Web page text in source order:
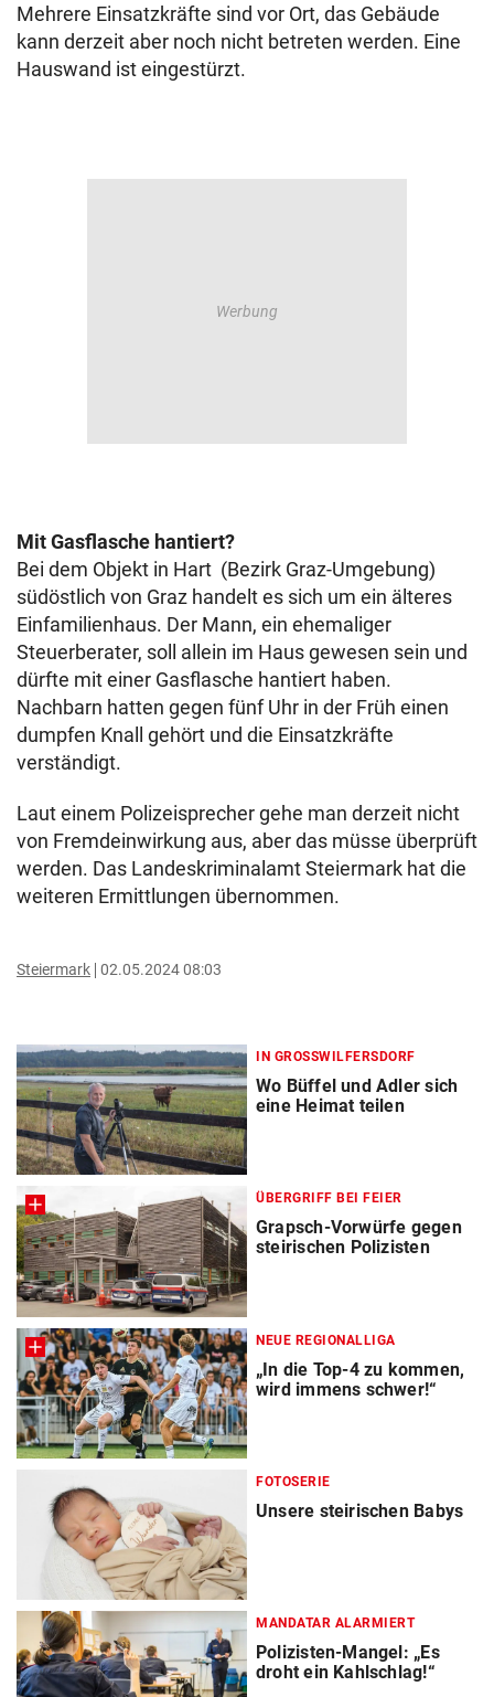
Mehrere Einsatzkräfte sind vor Ort, das Gebäude
kann derzeit aber noch nicht betreten werden. Eine
Hauswand ist eingestürzt.
Mit Gasflasche hantiert?
Bei dem Objekt in Hart (Bezirk Graz-Umgebung)
südöstlich von Graz handelt es sich um ein älteres
Einfamilienhaus. Der Mann, ein ehemaliger
Steuerberater, soll allein im Haus gewesen sein und
dürfte mit einer Gasflasche hantiert haben.
Nachbarn hatten gegen fünf Uhr in der Früh einen
dumpfen Knall gehört und die Einsatzkräfte
verständigt.
Laut einem Polizeisprecher gehe man derzeit nicht
von Fremdeinwirkung aus, aber das müsse überprüft
werden. Das Landeskriminalamt Steiermark hat die
weiteren Ermittlungen übernommen.
Steiermark 02.05.2024 08:03
IN GROSSWILFERSDORF
Wo Büffel und Adler sich
eine Heimat teilen
ÜBERGRIFF BEI FEIER
Grapsch-Vorwürfe gegen
steirischen Polizisten
NEUE REGIONALLIGA
„In die Top-4 zu kommen,
wird immens schwer!“
FOTOSERIE
Unsere steirischen Babys
MANDATAR ALARMIERT
Polizisten-Mangel: „Es
droht ein Kahlschlag!“